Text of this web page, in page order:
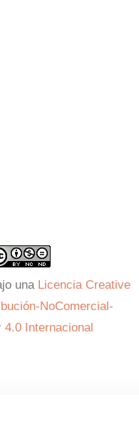
una Licencia Creative
NoComercial-
4.0 Internacional